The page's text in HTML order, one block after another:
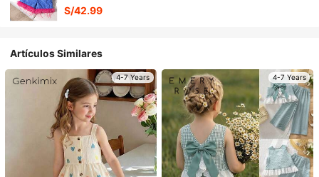
S/42.99
Artículos Similares
4-7 Years 4-7 Years